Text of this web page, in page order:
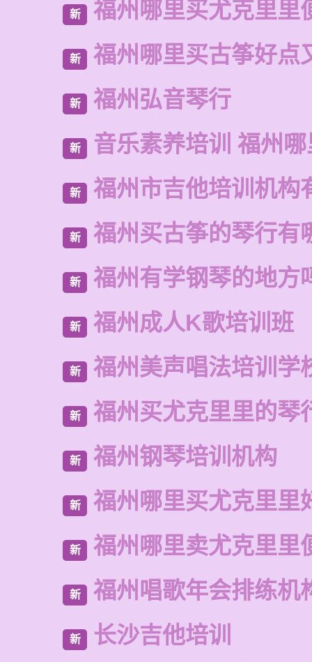
新 福州哪里买尤克里里
新 福州哪里买古筝好点
新 福州弘音琴行
新 音乐素养培训 福州
新 福州市吉他培训机构
新 福州买古筝的琴行有
新 福州有学钢琴的地方
新 福州成人K歌培训班
新 福州美声唱法培训学
新 福州买尤克里里的琴
新 福州钢琴培训机构
新 福州哪里买尤克里里
新 福州哪里卖尤克里里
新 福州唱歌年会排练机
新 长沙吉他培训